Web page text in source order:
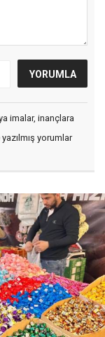
imalar, inançlara
yorumlar